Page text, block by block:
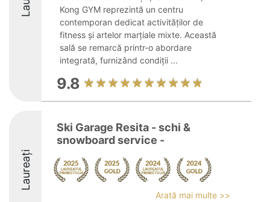
Kong GYM reprezintă un centru
contemporan dedicat activităților de
fitness și artelor marțiale mixte. Această
sală se remarcă printr-o abordare
integrată, furnizând condiții ...
9.8
Laureați
Ski Garage Resita - schi &
snowboard service -
Arată mai multe >>